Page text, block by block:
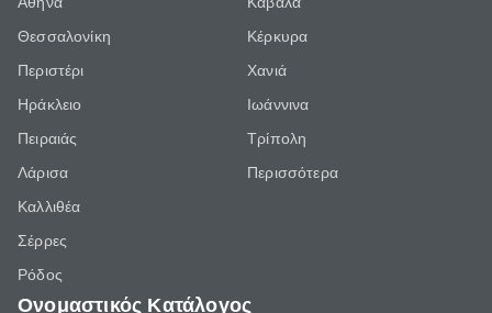
Θεσσαλονίκη
Περιστέρι
Ηράκλειο
Πειραιάς
Λάρισα
Καλλιθέα
Σέρρες
Ρόδος
Κέρκυρα
Χανιά
Ιωάννινα
Τρίπολη
Περισσότερα
Ονομαστικός Κατάλογος